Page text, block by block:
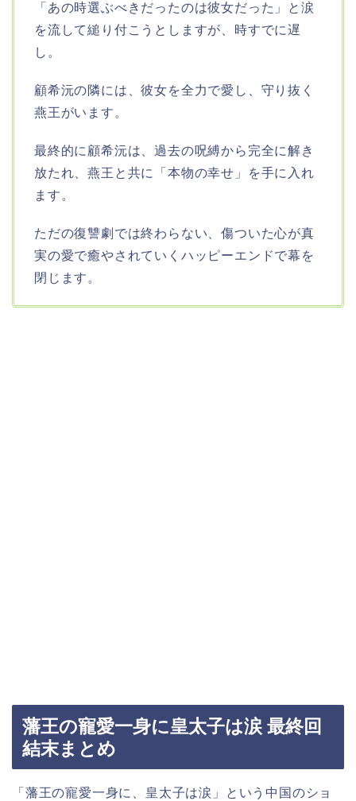
「あの時選ぶべきだったのは彼女だった」と涙
を流して縋り付こうとしますが、時すでに遅
し。
顧希沅の隣には、彼女を全力で愛し、守り抜く
燕王がいます。
最終的に顧希沅は、過去の呪縛から完全に解き
放たれ、燕王と共に「本物の幸せ」を手に入れ
ます。
ただの復讐劇では終わらない、傷ついた心が真
実の愛で癒やされていくハッピーエンドで幕を
閉じます。
藩王の寵愛一身に皇太子は涙 最終回
結末まとめ
「藩王の寵愛一身に、皇太子は涙」という中国のショ